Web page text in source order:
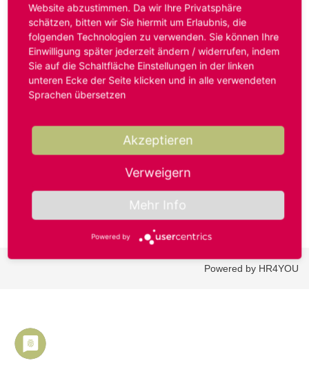
Anmelden
Benutzername oder E-Mail-Adresse*
Passwort*
Powered by HR4YOU
Website abzustimmen. Da wir Ihre Privatsphäre
schätzen, bitten wir Sie hiermit um Erlaubnis, die
folgenden Technologien zu verwenden. Sie können Ihre
Einwilligung später jederzeit ändern / widerrufen, indem
Sie auf die Schaltfläche Einstellungen in der linken
unteren Ecke der Seite klicken und in alle verwendeten
Sprachen übersetzen
Akzeptieren
Verweigern
Mehr Info
Powered by